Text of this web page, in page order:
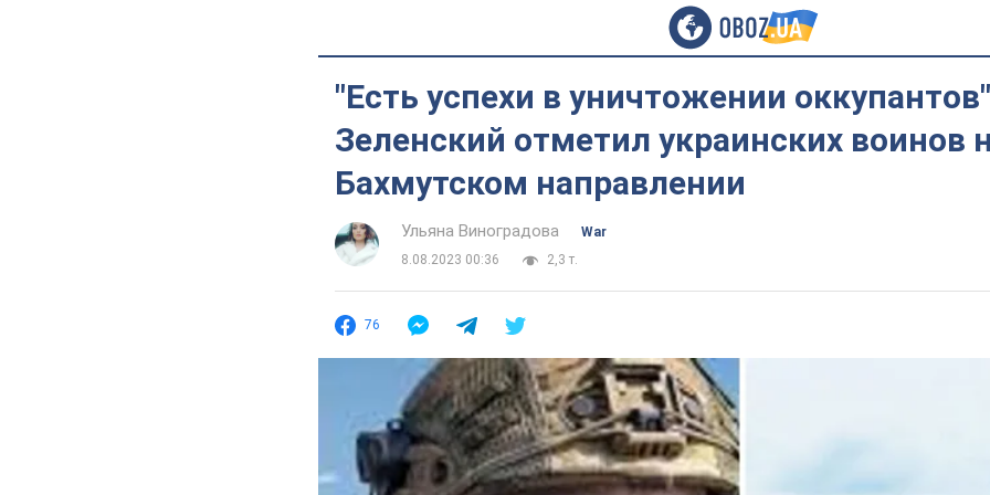
"Есть успехи в уничтожении
Зеленский отметил украинских воинов
Бахмутском направлении
Ульяна Виноградова
War
8.08.2023 00:36
2,3 т.
76